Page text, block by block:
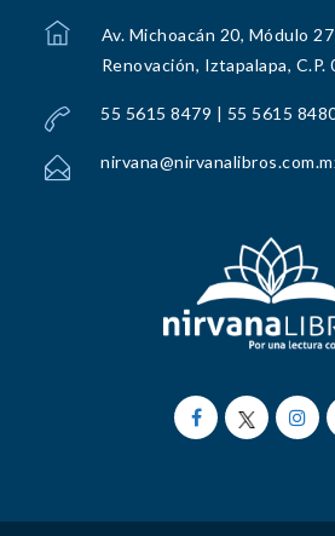
Av. Michoacán 20, Módulo
Renovación, Iztapalapa, C.P.
55 5615 8479 | 55 5615